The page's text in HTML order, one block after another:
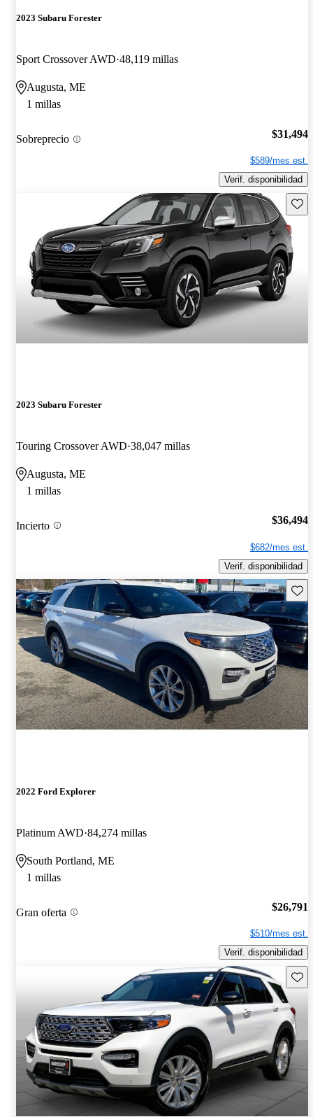
2023 Subaru Forester
Sport Crossover AWD 48,119 millas
Augusta, ME
1 millas
Sobreprecio $31,494
$589/mes est.
Verif. disponibilidad
2023 Subaru Forester
Touring Crossover AWD 38,047 millas
Augusta, ME
1 millas
Incierto $36,494
$682/mes est.
Verif. disponibilidad
2022 Ford Explorer
Platinum AWD 84,274 millas
South Portland, ME
1 millas
Gran oferta $26,791
$510/mes est.
Verif. disponibilidad